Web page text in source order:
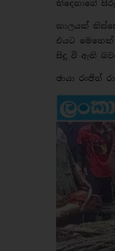
තිදෙනාගේ
කාලයක්
එයට මෙතෙක්
සිදු වි ඇති
ඡායා රංජිත්